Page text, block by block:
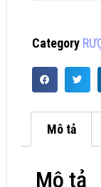
Category
Mô tả
Mô tả